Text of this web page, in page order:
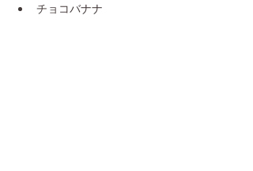
チョコバナナ